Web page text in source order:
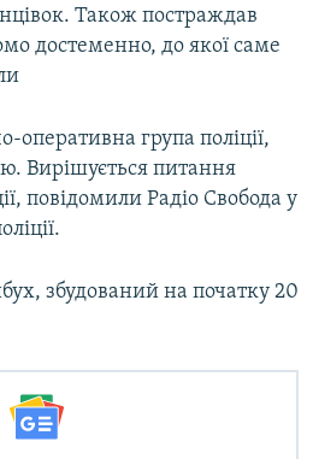
Також постраждав
достеменно, до якої саме
оперативна група поліції,
Вирішується питання
повідомили Радіо Свобода у
збудований на початку 20